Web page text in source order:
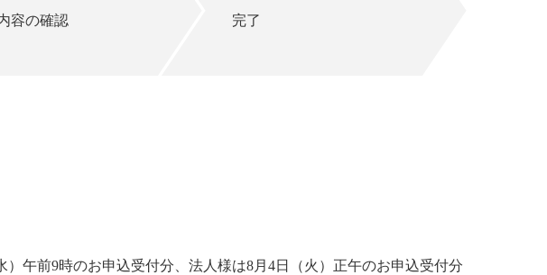
容の確認 完了
午前9時のお申込受付分、法人様は8月4日（火）正午のお申込受付分